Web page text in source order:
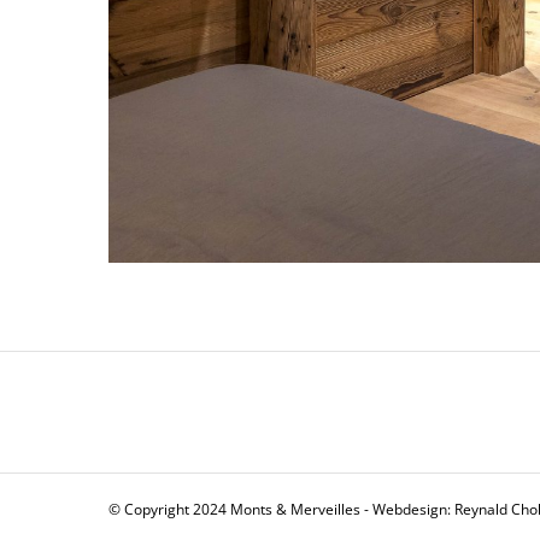
© Copyright 2024 Monts & Merveilles - Webdesign: Reynald